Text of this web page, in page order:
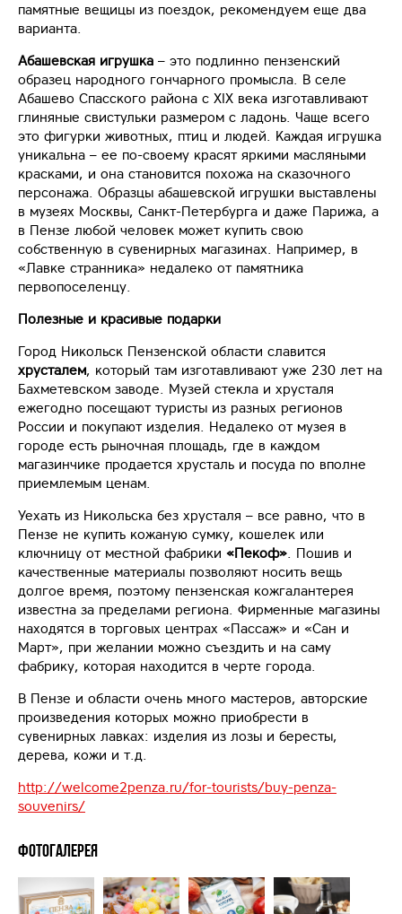
памятные вещицы из поездок, рекомендуем еще два
варианта.
Абашевская игрушка – это подлинно пензенский
образец народного гончарного промысла. В селе
Абашево Спасского района с XIX века изготавливают
глиняные свистульки размером с ладонь. Чаще всего
это фигурки животных, птиц и людей. Каждая игрушка
уникальна – ее по-своему красят яркими масляными
красками, и она становится похожа на сказочного
персонажа. Образцы абашевской игрушки выставлены
в музеях Москвы, Санкт-Петербурга и даже Парижа, а
в Пензе любой человек может купить свою
собственную в сувенирных магазинах. Например, в
«Лавке странника» недалеко от памятника
первопоселенцу.
Полезные и красивые подарки
Город Никольск Пензенской области славится
хрусталем, который там изготавливают уже 230 лет на
Бахметевском заводе. Музей стекла и хрусталя
ежегодно посещают туристы из разных регионов
России и покупают изделия. Недалеко от музея в
городе есть рыночная площадь, где в каждом
магазинчике продается хрусталь и посуда по вполне
приемлемым ценам.
Уехать из Никольска без хрусталя – все равно, что в
Пензе не купить кожаную сумку, кошелек или
ключницу от местной фабрики «Пекоф». Пошив и
качественные материалы позволяют носить вещь
долгое время, поэтому пензенская кожгалантерея
известна за пределами региона. Фирменные магазины
находятся в торговых центрах «Пассаж» и «Сан и
Март», при желании можно съездить и на саму
фабрику, которая находится в черте города.
В Пензе и области очень много мастеров, авторские
произведения которых можно приобрести в
сувенирных лавках: изделия из лозы и бересты,
дерева, кожи и т.д.
http://welcome2penza.ru/for-tourists/buy-penza-
souvenirs/
Фотогалерея